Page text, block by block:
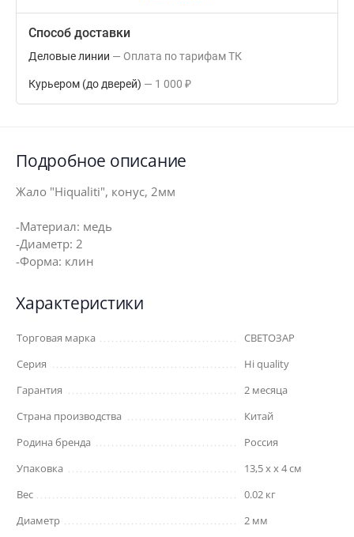
Способ доставки
Деловые линии Оплата по тарифам ТК
Курьером (до дверей) 1 000 ₽
Подробное описание
Жало "Hiqualiti", конус, 2мм
-Материал: медь
-Диаметр: 2
-Форма: клин
Характеристики
Торговая марка
СВЕТОЗАР
Серия
Hi quality
Гарантия
2 месяца
Страна производства
Китай
Родина бренда
Россия
Упаковка
13,5 x x 4 см
Вес
0.02 кг
Диаметр
2 мм